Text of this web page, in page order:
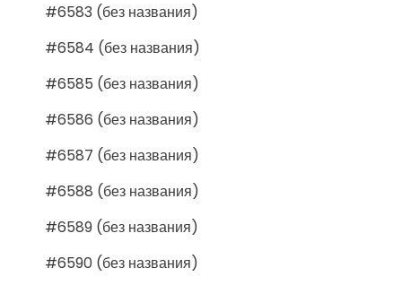
#6583 (без названия)
#6584 (без названия)
#6585 (без названия)
#6586 (без названия)
#6587 (без названия)
#6588 (без названия)
#6589 (без названия)
#6590 (без названия)